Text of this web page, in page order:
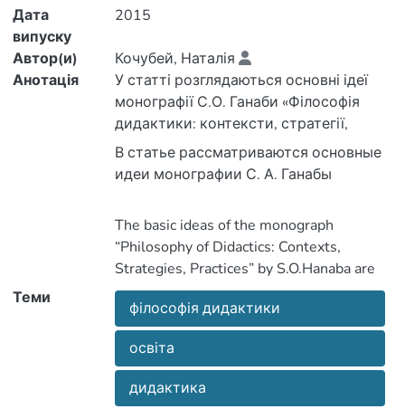
Дата
випуску
2015
Автор(и)
Кочубей, Наталія
Анотація
У статті розглядаються основні ідеї
монографії С.О. Ганаби «Філософія
дидактики: контексти, стратегії,
практики». У дослідженні
презентовано концептуальну й
соціокультурну модель філософії
досліджень. Філософська концепція
дидактики як теорії навчання у
нових соціокультурних й
дискурсивних практик ґрунтується на
наступних положеннях: розуміння
В статье рассматриваются основные
«Философия дидактики: контексты,
стратегии, практики». В исследовании
представлено концептуальную и
дидактики как нового направления
исследований. Философская
концепция дидактики как теории
обучения в контексте новых
The basic ideas of the monograph
“Philosophy of Didactics: Contexts,
Strategies, Practices” by S.O.Hanaba are
examined in the article. The author
presents
the conceptual and of sociocultural model
of philosophy of didactics as a new
direction of study. The philosophical
Теми
філософія дидактики
освіта
дидактика